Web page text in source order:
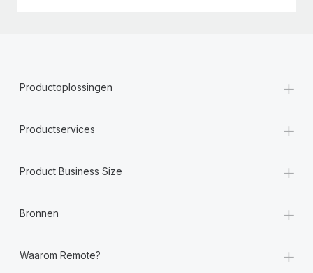
Productoplossingen +
Productservices +
Product Business Size +
Bronnen +
Waarom Remote? +